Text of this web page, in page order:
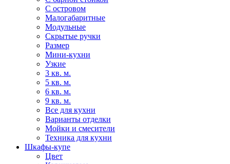
С островом
Малогабаритные
Модульные
Скрытые ручки
Размер
Мини-кухни
Узкие
3 кв. м.
5 кв. м.
6 кв. м.
9 кв. м.
Все для кухни
Варианты отделки
Мойки и смесители
Техника для кухни
Шкафы-купе
Цвет